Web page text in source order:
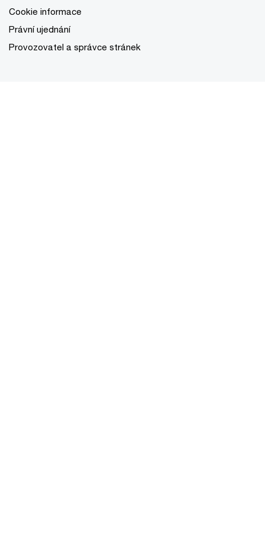
Cookie informace
Právní ujednání
Provozovatel a správce stránek